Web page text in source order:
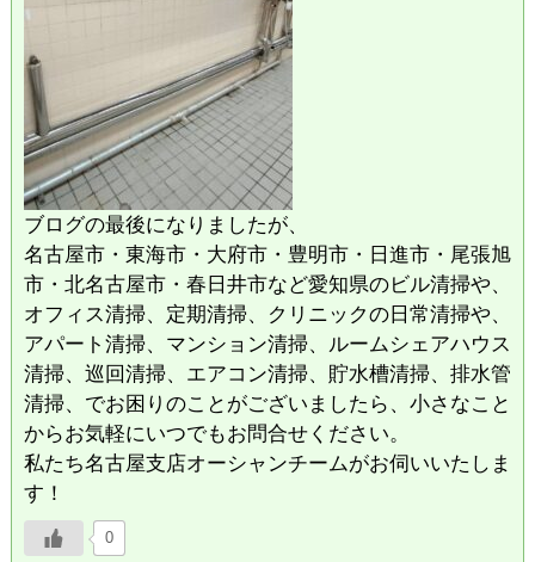
ブログの最後になりましたが、
名古屋市・東海市・大府市・豊明市・日進市・尾張旭
市・北名古屋市・春日井市など愛知県のビル清掃や、
オフィス清掃、定期清掃、クリニックの日常清掃や、
アパート清掃、マンション清掃、ルームシェアハウス
清掃、巡回清掃、エアコン清掃、貯水槽清掃、排水管
清掃、でお困りのことがございましたら、小さなこと
からお気軽にいつでもお問合せください。
私たち名古屋支店オーシャンチームがお伺いいたしま
す！
0